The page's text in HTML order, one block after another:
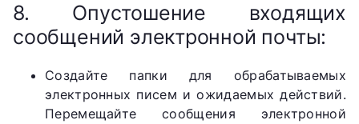
8. Опустошение входящих
сообщений электронной почты:
Создайте папки для обрабатываемых
электронных писем и ожидаемых действий.
Перемещайте сообщения электронной